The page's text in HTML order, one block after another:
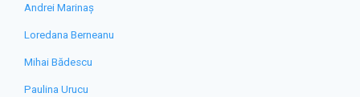
Andrei Marinaș
Loredana Berneanu
Mihai Bădescu
Paulina Urucu